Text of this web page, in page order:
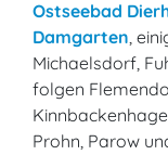
Ostseebad
Damgarten,
Michaelsdorf,
folgen
Prohn, Parow